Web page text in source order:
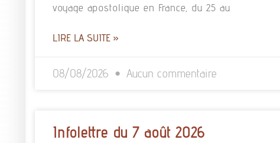
voyage apostolique en France, du 25 au
LIRE LA SUITE »
08/08/2026 Aucun commentaire
Infolettre du 7 août 2026